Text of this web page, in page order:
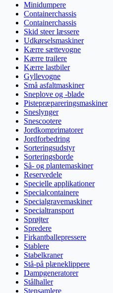
Minidumpere
Containerchassis
Containerchassis
Skid steer læssere
Udkørselsmaskiner
Kærre sættevogne
Kærre trailere
Kærre lastbiler
Gyllevogne
Små asfaltmaskiner
Sneplove og -blade
Pistepræpareringsmaskiner
Sneslynger
Snescootere
Jordkomprimatorer
Jordforbedring
Sorteringsudstyr
Sorteringsborde
Så- og plantemaskiner
Reservedele
Specielle applikationer
Specialcontainere
Specialgravemaskiner
Specialtransport
Sprøjter
Spredere
Firkantballepressere
Stablere
Stabelkraner
Stå-på plæneklippere
Dampgeneratorer
Stålhaller
Stensamlere